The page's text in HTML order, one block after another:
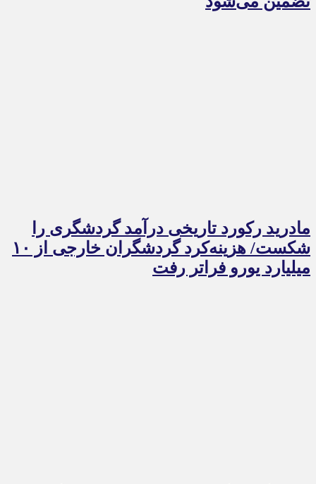
مادرید رکورد تاریخی درآمد گردشگری را
شکست/ هزینه‌کرد گردشگران خارجی از ۱۰
میلیارد یورو فراتر رفت